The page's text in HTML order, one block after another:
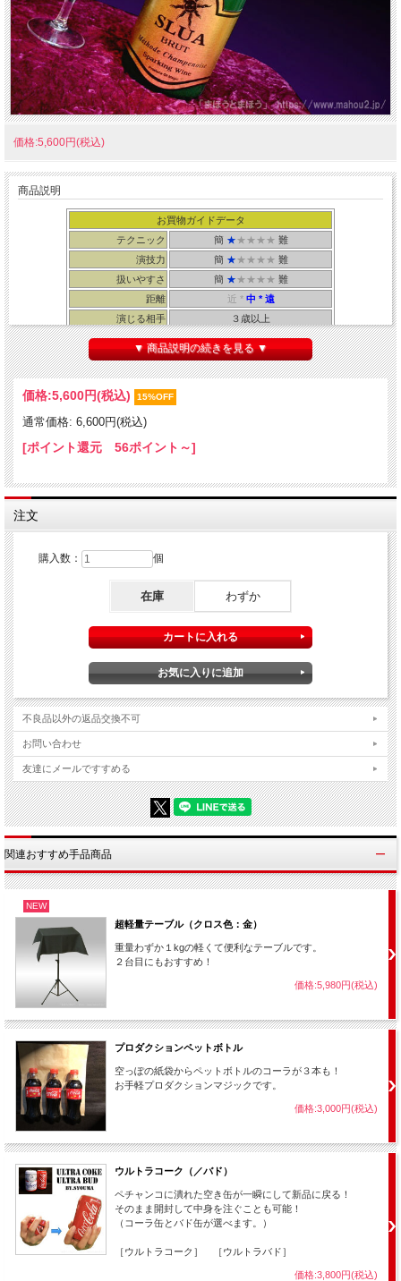
価格:5,600円(税込)
商品説明
お買物ガイドデータ
テクニック
簡 ★★★★★ 難
演技力
簡 ★★★★★ 難
扱いやすさ
簡 ★★★★★ 難
距離
近 * 中 * 遠
演じる相手
３歳以上
所要時間
３０秒
・輸入品 ・解説書：まほうとまほう
※写真のグラスは付属しません。
[ボトルサイズ] 高さ：約３２cm弱 直径：約９cm弱
※演技写真は［シャンパン］タイプです。（タイプによりボトルの大きさが異なり
ます。）
あなたは１本のボトルを手に取り、紙袋の中に入れます。
そして魔法をかけると・・・
紙袋をグシャグシャと丸めてポイと捨ててしまいます・・・！
・・・中のボトルは！？
一体どこに消えてしまったのでしょうか・・・！？
▼ 商品説明の続きを見る ▼
価格:5,600円(税込) 15%OFF
通常価格: 6,600円(税込)
[ポイント還元 56ポイント～]
注文
購入数： 個
在庫 わずか
不良品以外の返品交換不可
お問い合わせ
友達にメールですすめる
関連おすすめ手品商品
NEW
超軽量テーブル（クロス色：金）
重量わずか１kgの軽くて便利なテーブルです。
２台目にもおすすめ！
価格:5,980円(税込)
プロダクションペットボトル
空っぽの紙袋からペットボトルのコーラが３本も！
お手軽プロダクションマジックです。
価格:3,000円(税込)
ウルトラコーク（／バド）
ペチャンコに潰れた空き缶が一瞬にして新品に戻る！
そのまま開封して中身を注ぐことも可能！
（コーラ缶とバド缶が選べます。）
［ウルトラコーク］ ［ウルトラバド］
価格:3,800円(税込)